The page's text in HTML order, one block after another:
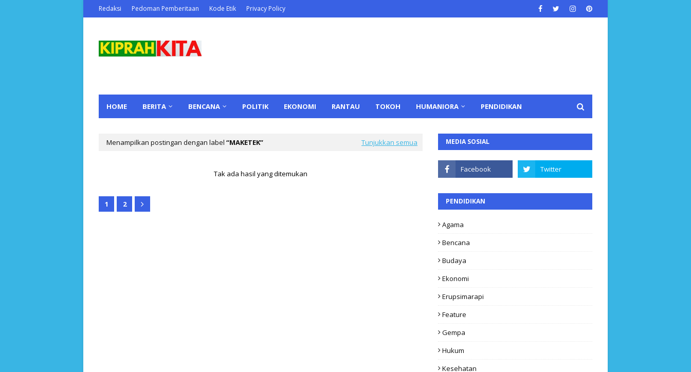
Redaksi Pedoman Pemberitaan Kode Etik Privacy Policy
HOME BERITA BENCANA POLITIK EKONOMI RANTAU TOKOH HUMANIORA PENDIDIKAN
Menampilkan postingan dengan label MAKETEK Tunjukkan semua
Tak ada hasil yang ditemukan
1 2
MEDIA SOSIAL
PENDIDIKAN
Agama
Bencana
Budaya
Ekonomi
Erupsimarapi
Feature
Gempa
Hukum
Kesehatan